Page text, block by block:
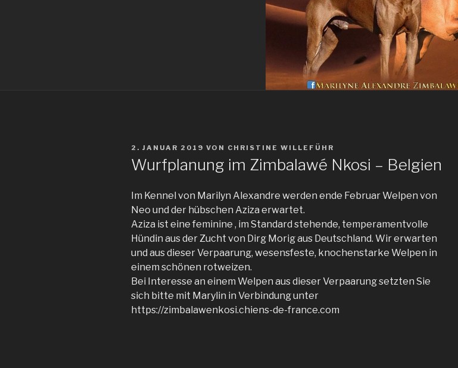
VERÖFFENTLICHT
AM
2. JANUAR 2019 VON CHRISTINE WILLEFÜHR
Wurfplanung im Zimbalawé Nkosi – Belgien
Im Kennel von Marilyn Alexandre werden ende Februar Welpen von
Neo und der hübschen Aziza erwartet.
Aziza ist eine feminine , im Standard stehende, temperamentvolle
Hündin aus der Zucht von Dirg Morig aus Deutschland. Wir erwarten
und aus dieser Verpaarung, wesensfeste, knochenstarke Welpen in
einem schönen rotweizen.
Bei Interesse an einem Welpen aus dieser Verpaarung setzten Sie
sich bitte mit Marylin in Verbindung unter
https://zimbalawenkosi.chiens-de-france.com